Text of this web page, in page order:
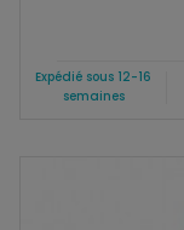
Expédié sous 12-16
semaines